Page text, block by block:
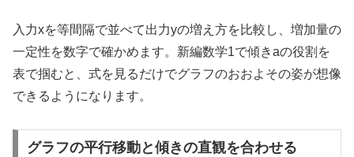
入力xを等間隔で並べて出力yの増え方を比較し、増加量の
一定性を数字で確かめます。新編数学1で傾きaの役割を
表で掴むと、式を見るだけでグラフのおおよその姿が想像
できるようになります。
グラフの平行移動と傾きの直観を合わせる